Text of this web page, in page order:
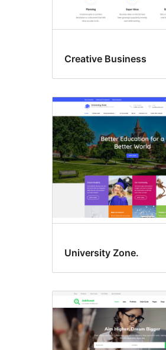
Creative Business
University Zone.